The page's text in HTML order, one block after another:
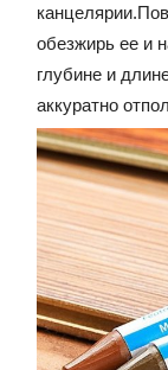
обезжирь ее и
глубине и
аккуратно